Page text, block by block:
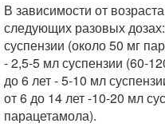
В зависимости от
следующих разовых
суспензии (около 50 мг
- 2,5-5 мл суспензии (60-
до 6 лет - 5-10 мл
от 6 до 14 лет -10-20 мл
парацетамола).